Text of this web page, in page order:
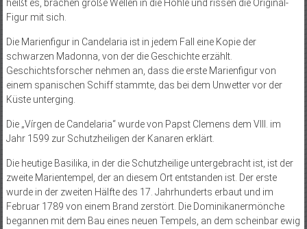
heißt es, brachen große Wellen in die Höhle und rissen die Original-
Figur mit sich.
Die Marienfigur in Candelaria ist in jedem Fall eine Kopie der
schwarzen Madonna, von der die Geschichte erzählt.
Geschichtsforscher nehmen an, dass die erste Marienfigur von
einem spanischen Schiff stammte, das bei dem Unwetter vor der
Küste unterging.
Die „Vírgen de Candelaria“ wurde von Papst Clemens dem VIII. im
Jahr 1599 zur Schutzheiligen der Kanaren erklärt.
Die heutige Basilika, in der die Schutzheilige untergebracht ist, ist der
zweite Marientempel, der an diesem Ort entstanden ist. Der erste
wurde in der zweiten Hälfte des 17. Jahrhunderts erbaut und im
Februar 1789 von einem Brand zerstört. Die Dominikanermönche
begannen mit dem Bau eines neuen Tempels, an dem scheinbar ewig